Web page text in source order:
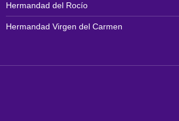
Hermandad del Rocío
Hermandad Virgen del Carmen